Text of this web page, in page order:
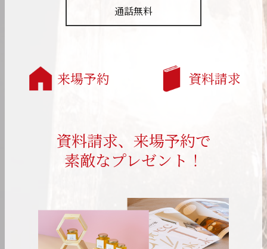
通話無料
来場予約 資料請求
資料請求、来場予約で
素敵なプレゼント！